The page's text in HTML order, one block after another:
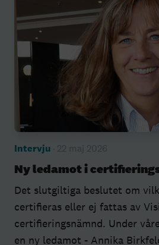
Intervju · 22 maj 2026
Ny ledamot i
Det slutgiltiga beslutet om
certifieras eller ej fattas av
certifieringsnämnd. Under
en ny ledamot - Annika